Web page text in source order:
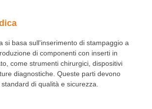
si basa sull'inserimento di stampaggio a
di componenti con inserti in
come strumenti chirurgici, dispositivi
diagnostiche. Queste parti devono
di qualità e sicurezza.